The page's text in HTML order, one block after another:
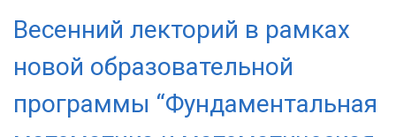
Весенний лекторий в рамках
новой образовательной
программы “Фундаментальная